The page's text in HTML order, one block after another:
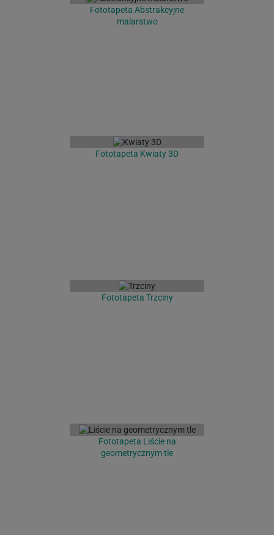
Fototapeta Abstrakcyjne
malarstwo
Fototapeta Kwiaty 3D
Fototapeta Trzciny
Fototapeta Liście na
geometrycznym tle